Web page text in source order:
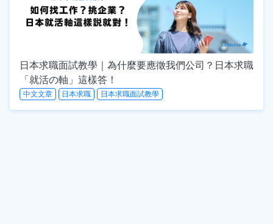
日本求職面試教學｜為什麼要應徵我們公司？日本求職
「就活の軸」這樣答！
中文文章 日本求職 日本求職面試教學